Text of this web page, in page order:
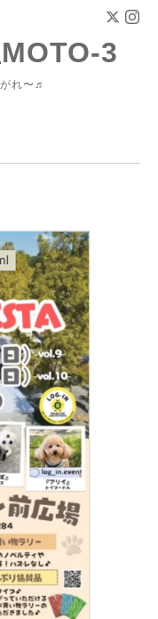
3
れ〜♬